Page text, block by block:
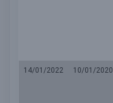
14/01/2022 10/01/2020